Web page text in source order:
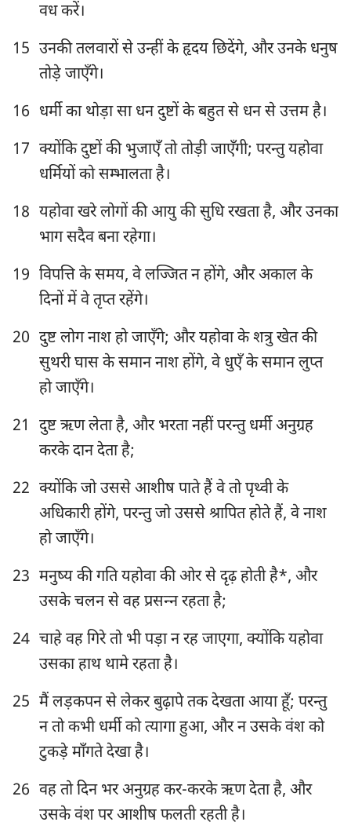
1 2 3
9 12 13
14
15
16 17 18 19
वध करें।
15 उनकी तलवारों से उन्हीं के हृदय छिदेंगे, और उनके धनुष
तोड़े जाएँगे।
16 धर्मी का थोड़ा सा धन दुष्टों के बहुत से धन से उत्तम है।
17 क्योंकि दुष्टों की भुजाएँ तो तोड़ी जाएँगी; परन्तु यहोवा
धर्मियों को सम्भालता है।
18 यहोवा खरे लोगों की आयु की सुधि रखता है, और उनका
भाग सदैव बना रहेगा।
19 विपत्ति के समय, वे लज्जित न होंगे, और अकाल के
दिनों में वे तृप्त रहेंगे।
20 दुष्ट लोग नाश हो जाएँगे; और यहोवा के शत्रु खेत की
सुथरी घास के समान नाश होंगे, वे धुएँ के समान लुप्त‍
हो जाएँगे।
21
दुष्ट ऋण लेता है, और भरता नहीं परन्तु धर्मी अनुग्रह
करके दान देता है;
22 क्योंकि जो उससे आशीष पाते हैं वे तो पृथ्वी के
अधिकारी होंगे, परन्तु जो उससे श्रापित होते हैं, वे नाश
हो जाएँगे।
23 मनुष्य की गति यहोवा की ओर से दृढ़ होती है*, और
उसके चलन से वह प्रसन्‍न रहता है;
24 चाहे वह गिरे तो भी पड़ा न रह जाएगा, क्योंकि यहोवा
उसका हाथ थामे रहता है।
25 मैं लड़कपन से लेकर बुढ़ापे तक देखता आया हूँ; परन्तु
न तो कभी धर्मी को त्यागा हुआ, और न उसके वंश को
टुकड़े माँगते देखा है।
26 वह तो दिन भर अनुग्रह कर-करके ऋण देता है, और
उसके वंश पर आशीष फलती रहती है।